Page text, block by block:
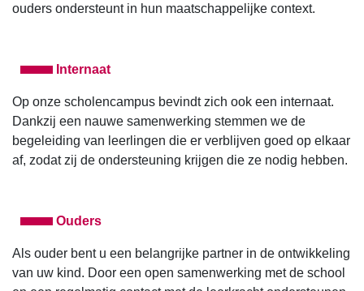
ouders ondersteunt in hun maatschappelijke context.
Internaat
Op onze scholencampus bevindt zich ook een internaat.
Dankzij een nauwe samenwerking stemmen we de
begeleiding van leerlingen die er verblijven goed op elkaar
af, zodat zij de ondersteuning krijgen die ze nodig hebben.
Ouders
Als ouder bent u een belangrijke partner in de ontwikkeling
van uw kind. Door een open samenwerking met de school